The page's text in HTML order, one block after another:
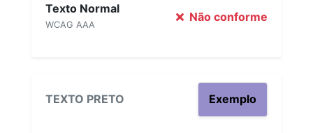
Texto Normal
WCAG AAA
Não conforme
TEXTO PRETO Exemplo